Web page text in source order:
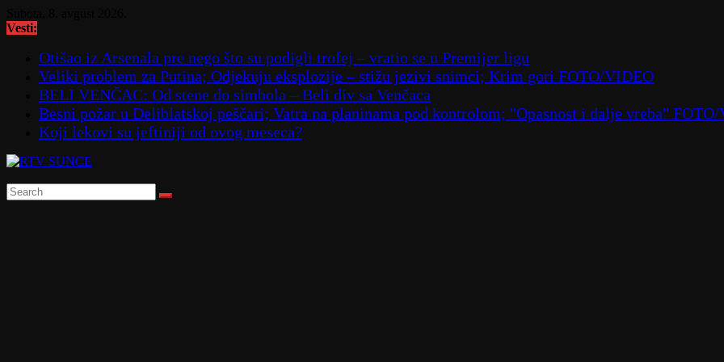
to
Vesti:
Otišao iz Arsenala pre nego što su podigli trofej – vratio se u Premijer ligu
Veliki problem za Putina; Odjekuju eksplozije – stižu jezivi snimci; Krim gori FOTO/VIDEO
BELI VENČAC: Od stene do simbola – Beli div sa Venčaca
Besni požar u Deliblatskoj peščari; Vatra na planinama pod kontrolom; "Opasnost i dalje vreba"
Koji lekovi su jeftiniji od ovog meseca?